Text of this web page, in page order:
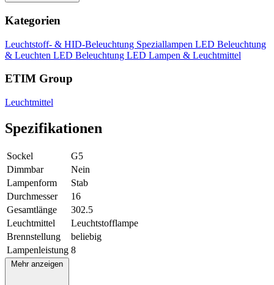
Kategorien
Leuchtstoff- & HID-Beleuchtung Speziallampen LED Beleuchtung
& Leuchten LED Beleuchtung LED Lampen & Leuchtmittel
ETIM Group
Leuchtmittel
Spezifikationen
Sockel
G5
Dimmbar
Nein
Lampenform
Stab
Durchmesser
16
Gesamtlänge
302.5
Leuchtmittel
Leuchtstofflampe
Brennstellung
beliebig
Lampenleistung 8
Mehr anzeigen